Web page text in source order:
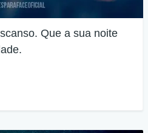
Que a sua noite